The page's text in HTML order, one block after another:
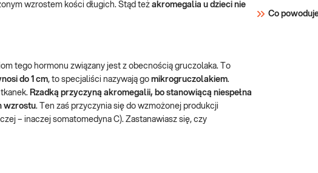
wzrostem kości długich. Stąd też akromegalia u dzieci nie
tego hormonu związany jest z obecnością gruczolaka. To
do 1 cm, to specjaliści nazywają go mikrogruczolakiem.
Rzadką przyczyną akromegalii, bo stanowiącą niespełna
wzrostu. Ten zaś przyczynia się do wzmożonej produkcji
– inaczej somatomedyna C). Zastanawiasz się, czy
Co